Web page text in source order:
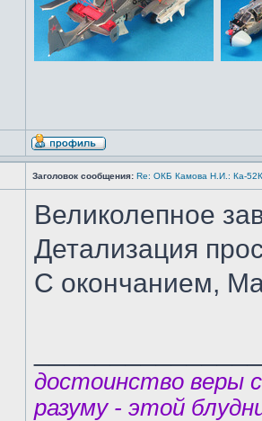
Заголовок сообщения: Re: ОКБ Камова Н.И.: Ка-
Великолепное
Детализация
С окончанием,
достоинство веры
разуму - этой